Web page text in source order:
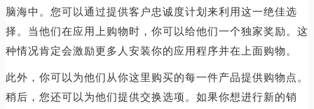
脑海中。您可以通过提供客户忠诚度计划来利用这一绝佳选
择。当他们在应用上购物时，你可以给他们一个独家奖励。这
种情况肯定会激励更多人安装你的应用程序并在上面购物。
此外，你可以为他们从你这里购买的每一件产品提供购物点。
稍后，您还可以为他们提供交换选项。如果你想进行新的销